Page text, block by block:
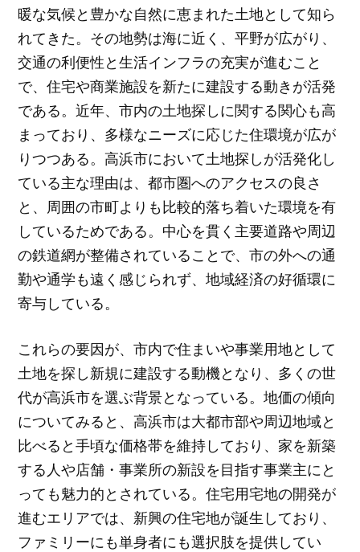
暖な気候と豊かな自然に恵まれた土地として知ら
れてきた。 その地勢は海に近く、平野が広がり、
交通の利便性と生活インフラの充実が進むこと
で、住宅や商業施設を新たに建設する動きが活発
である。近年、市内の土地探しに関する関心も高
まっており、多様なニーズに応じた住環境が広が
りつつある。高浜市において土地探しが活発化し
ている主な理由は、都市圏へのアクセスの良さ
と、周囲の市町よりも比較的落ち着いた環境を有
しているためである。中心を貫く主要道路や周辺
の鉄道網が整備されていることで、市の外への通
勤や通学も遠く感じられず、地域経済の好循環に
寄与している。
これらの要因が、市内で住まいや事業用地として
土地を探し新規に建設する動機となり、多くの世
代が高浜市を選ぶ背景となっている。地価の傾向
についてみると、高浜市は大都市部や周辺地域と
比べると手頃な価格帯を維持しており、家を新築
する人や店舗・事業所の新設を目指す事業主にと
っても魅力的とされている。住宅用宅地の開発が
進むエリアでは、新興の住宅地が誕生しており、
ファミリーにも単身者にも選択肢を提供してい